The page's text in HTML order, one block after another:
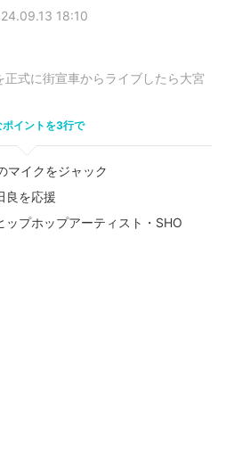
18:10
式に街宣車からライブしたら大宮
ポイントを3行で
マイクをジャック
良を応援
ップホップアーティスト・SHO